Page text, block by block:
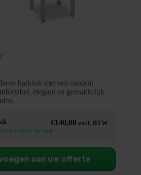
barkruk met een modern
elegant en gemakkelijk
€140,00 excl. BTW
voorstel op maat
aan uw offerte